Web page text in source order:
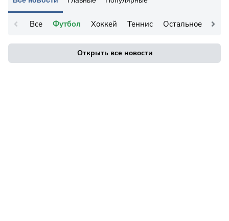
Все Футбол Хоккей Теннис Остальное
Открыть все новости